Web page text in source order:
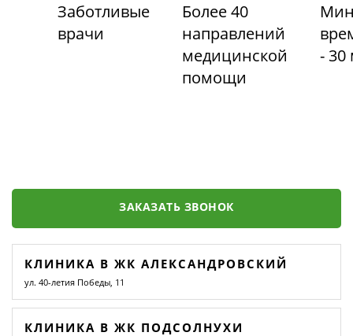
Заботливые
врачи
Более 40
направлений
медицинской
помощи
- 30
ЗАКАЗАТЬ ЗВОНОК
КЛИНИКА В ЖК АЛЕКСАНДРОВСКИЙ
ул. 40-летия Победы, 11
КЛИНИКА В ЖК ПОДСОЛНУХИ